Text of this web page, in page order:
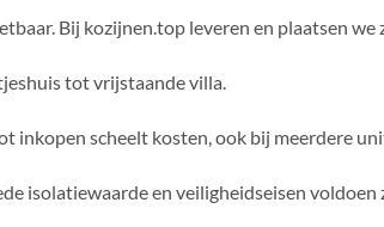
Bij kozijnen.top leveren en plaatsen we
tot vrijstaande villa.
inkopen scheelt kosten, ook bij meerdere
isolatiewaarde en veiligheidseisen voldoen